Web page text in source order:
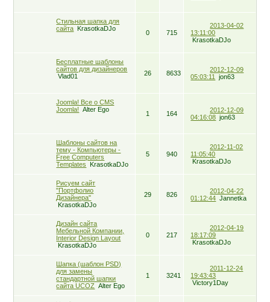
Стильная шапка для
сайта KrasotkaDJo
0 715
2013-04-02
13:11:00
KrasotkaDJo
Бесплатные шаблоны
сайтов для дизайнеров
Vlad01
26 8633
2012-12-09
05:03:11
jon63
Joomla! Все о CMS
Joomla!
Alter Ego
1 164
2012-12-09
04:16:08 jon63
Шаблоны сайтов на
тему - Компьютеры -
Free Computers
Templates
KrasotkaDJo
5 940
2012-11-02
11:05:40
KrasotkaDJo
Рисуем сайт
"Портфолио
Дизайнера"
KrasotkaDJo
29 826
2012-04-22
01:12:44 Jannetka
Дизайн сайта
Мебельной Компании,
Interior Design Layout
KrasotkaDJo
0 217
2012-04-19
18:17:09
KrasotkaDJo
Шапка (шаблон PSD)
для замены
стандартной шапки
сайта UCOZ
Alter Ego
1 3241
2011-12-24
19:43:43
Victory1Day